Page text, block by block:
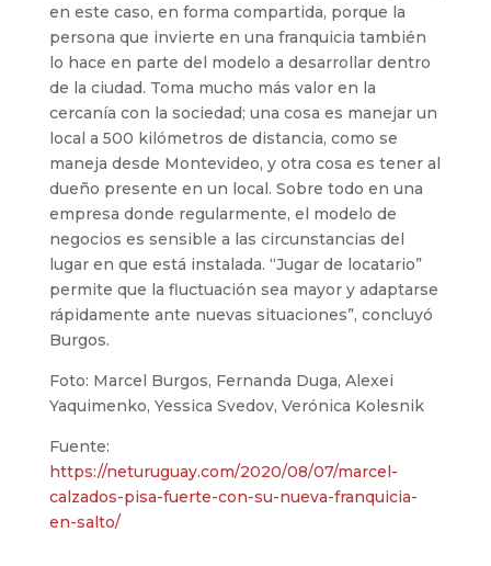
en este caso, en forma compartida, porque la
persona que invierte en una franquicia también
lo hace en parte del modelo a desarrollar dentro
de la ciudad. Toma mucho más valor en la
cercanía con la sociedad; una cosa es manejar un
local a 500 kilómetros de distancia, como se
maneja desde Montevideo, y otra cosa es tener al
dueño presente en un local. Sobre todo en una
empresa donde regularmente, el modelo de
negocios es sensible a las circunstancias del
lugar en que está instalada. “Jugar de locatario”
permite que la fluctuación sea mayor y adaptarse
rápidamente ante nuevas situaciones”, concluyó
Burgos.
Foto: Marcel Burgos, Fernanda Duga, Alexei
Yaquimenko, Yessica Svedov, Verónica Kolesnik
Fuente:
https://neturuguay.com/2020/08/07/marcel-
calzados-pisa-fuerte-con-su-nueva-franquicia-
en-salto/